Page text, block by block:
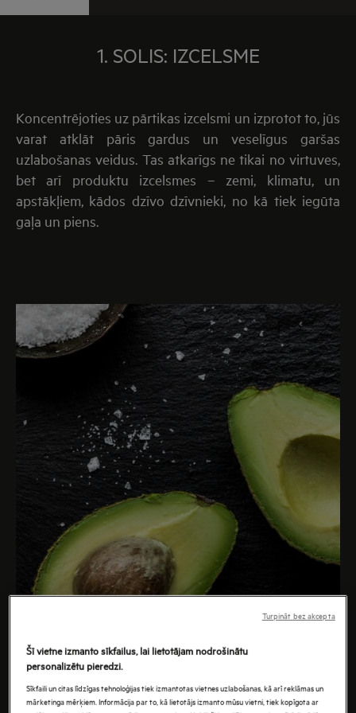
1. SOLIS: IZCELSME
Koncentrējoties uz pārtikas izcelsmi un izprotot to, jūs
varat atklāt pāris gardus un veselīgus garšas
uzlabošanas veidus. Tas atkarīgs ne tikai no virtuves,
bet arī produktu izcelsmes – zemi, klimatu, un
apstākļiem, kādos dzīvo dzīvnieki, no kā tiek iegūta
gaļa un piens.
Šī vietne izmanto sīkfailus, lai lietotājam nodrošinātu
personalizētu pieredzi.
Sīkfaili un citas līdzīgas tehnoloģijas tiek izmantotas vietnes uzlabošanas, kā arī reklāmas un
mārketinga mērķiem. Informācija par to, kā lietotājs izmanto mūsu vietni, tiek kopīgota ar
Turpināt bez akcepta